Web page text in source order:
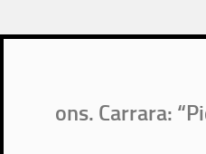
ons. Carrara: